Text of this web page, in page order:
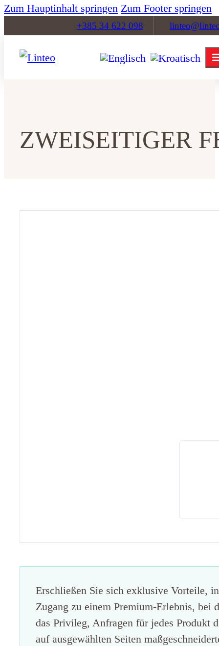
Zum Hauptinhalt springen Zum Footer springen
+385 34 622 098
ZWEISEITIGER
Erschließen Sie sich exklusive Vorteile,
Zugang zu einem Premium-Erlebnis, bei
das Privileg, Anfragen für jedes Produkt
auf ausgewählten Seiten